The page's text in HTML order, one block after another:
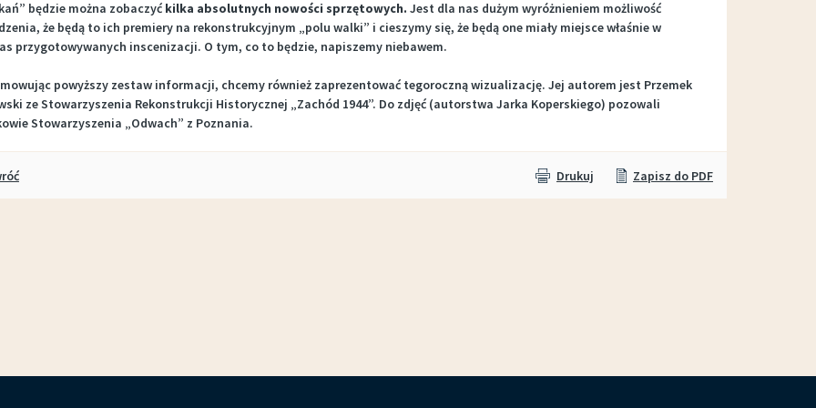
będzie można zobaczyć kilka absolutnych nowości sprzętowych. Jest dla nas dużym wyróżnieniem możliwość
że będą to ich premiery na rekonstrukcyjnym „polu walki” i cieszymy się, że będą one miały miejsce właśnie w
przygotowywanych inscenizacji. O tym, co to będzie, napiszemy niebawem.
powyższy zestaw informacji, chcemy również zaprezentować tegoroczną wizualizację. Jej autorem jest Przemek
ze Stowarzyszenia Rekonstrukcji Historycznej „Zachód 1944”. Do zdjęć (autorstwa Jarka Koperskiego) pozowali
Stowarzyszenia „Odwach” z Poznania.
Drukuj Zapisz do PDF